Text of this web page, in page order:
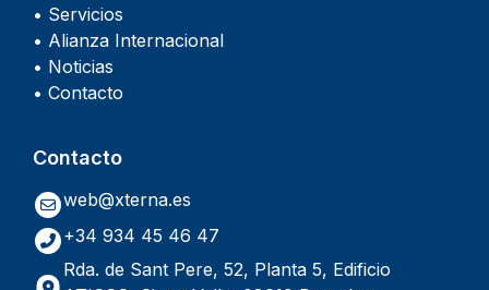
• Servicios
• Alianza Internacional
• Noticias
• Contacto
Contacto
web@xterna.es
+34 934 45 46 47
Rda. de Sant Pere, 52, Planta 5, Edificio